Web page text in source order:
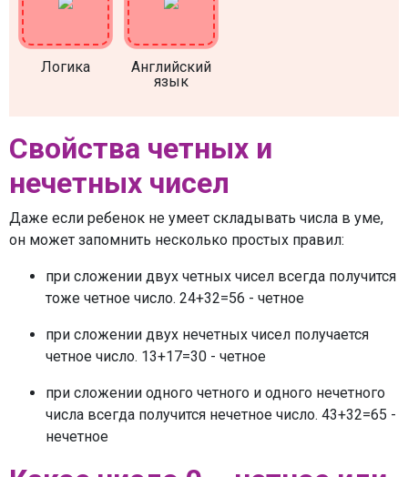
Логика
Английский
язык
Свойства четных и
нечетных чисел
Даже если ребенок не умеет складывать числа в уме,
он может запомнить несколько простых правил:
при сложении двух четных чисел всегда получится
тоже четное число. 24+32=56 - четное
при сложении двух нечетных чисел получается
четное число. 13+17=30 - четное
при сложении одного четного и одного нечетного
числа всегда получится нечетное число. 43+32=65 -
нечетное